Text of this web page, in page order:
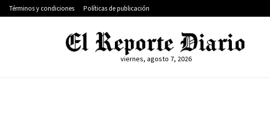
Términos y condiciones Políticas de publicación
viernes, agosto 7, 2026